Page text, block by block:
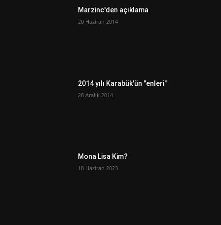
Marzinc'den açıklama
20 Haziran 2014
2014 yılı Karabük'ün "enleri"
28 Aralık 2014
Mona Lisa Kim?
18 Haziran 2023